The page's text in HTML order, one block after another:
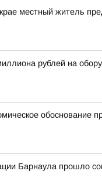
местный житель
рублей на
обоснование
Барнаула прошло